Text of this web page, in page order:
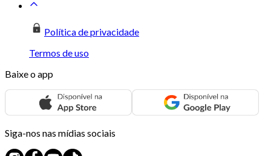
Política de privacidade
Termos de uso
Baixe o app
Siga-nos nas mídias sociais